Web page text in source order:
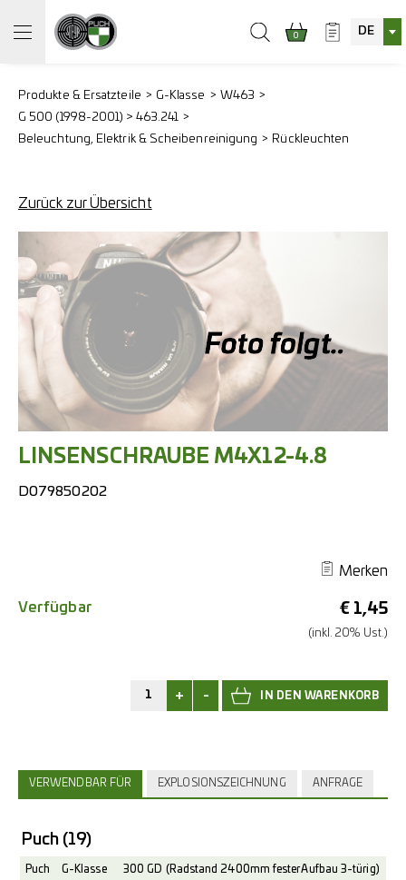
0 DE
Produkte & Ersatzteile G-Klasse
W463
G 500 (1998-2001) > 463.241
Beleuchtung, Elektrik & Scheibenreinigung
Rückleuchten
Zurück zur Übersicht
LINSENSCHRAUBE M4X12-4.8
D079850202
Merken
€ 1,45
(inkl. 20% Ust.)
Verfügbar
+ -
VERWENDBAR FÜR EXPLOSIONSZEICHNUNG ANFRAGE
Puch (19)
Puch G-Klasse 300 GD (Radstand 2400mm fester Aufbau 3-türig)